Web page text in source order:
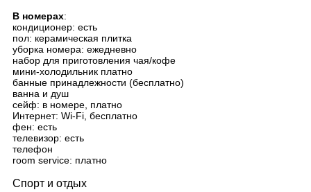
В номерах:
кондиционер: есть
пол: керамическая плитка
уборка номера: ежедневно
набор для приготовления чая/кофе
мини-холодильник платно
банные принадлежности (бесплатно)
ванна и душ
сейф: в номере, платно
Интернет: Wi-Fi, бесплатно
фен: есть
телевизор: есть
телефон
room service: платно
Спорт и отдых